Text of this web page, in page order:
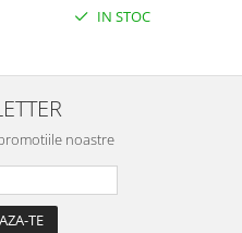
IN STOC
noastre